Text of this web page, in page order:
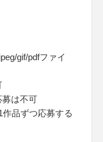
gif/pdfファイ
は不可
品ずつ応募する